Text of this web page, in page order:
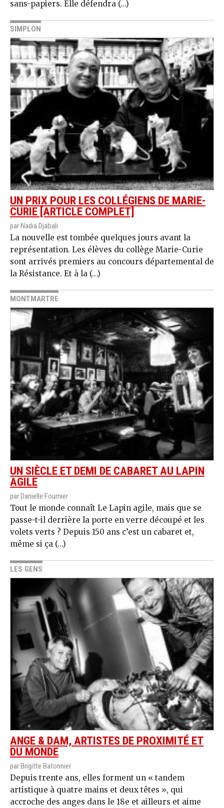
sans-papiers. Elle défendra (…)
SIMPLON
UN PRIX POUR LES COLLÉGIENS DE MARIE-
CURIE [ARTICLE COMPLET]
par Nadia Djabali
La nouvelle est tombée quelques jours avant la
représentation. Les élèves du collège Marie-Curie
sont arrivés premiers au concours départemental de
la Résistance. Et à la (…)
MONTMARTRE
UN SIÈCLE ET DEMI DE CABARET AU LAPIN
AGILE
par Danielle Fournier
Tout le monde connaît Le Lapin agile, mais que se
passe-t-il derrière la porte en verre découpé et les
volets verts ? Depuis 150 ans c’est un cabaret et,
même si ça (…)
LES GENS
ANGE & DAM, ARTISTES DE PROXIMITÉ ET
DU MONDE
par Brigitte Batonnier
Depuis trente ans, elles forment un « tandem
artistique à quatre mains et deux têtes », qui
accroche des anges dans le 18e et ailleurs et aime